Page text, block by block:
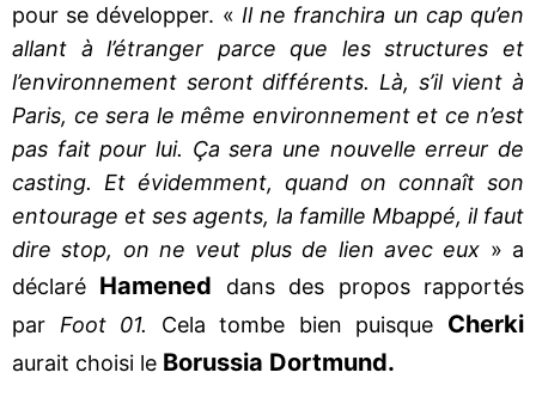
pour se développer. « Il ne franchira un cap qu’en
allant à l’étranger parce que les structures et
l’environnement seront différents. Là, s’il vient à
Paris, ce sera le même environnement et ce n’est
pas fait pour lui. Ça sera une nouvelle erreur de
casting. Et évidemment, quand on connaît son
entourage et ses agents, la famille Mbappé, il faut
dire stop, on ne veut plus de lien avec eux » a
déclaré Hamened dans des propos rapportés
par Foot 01. Cela tombe bien puisque Cherki
aurait choisi le Borussia Dortmund.